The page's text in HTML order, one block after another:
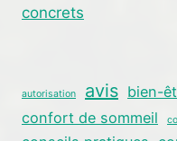
concrets
autorisation avis bien-
confort de sommeil